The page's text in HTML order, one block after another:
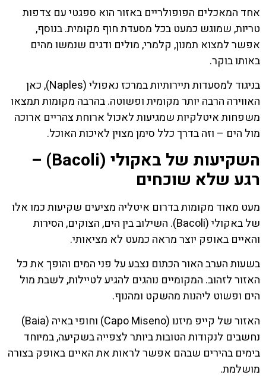
אחד המאכלים הפופולריים באזור הוא ספגטי עם צדפות
טריות, שמוגש כמעט בכל מסעדת חוף מקומית. בנוסף,
אפשר למצוא תמנון, קלמרי, מולים ודגים שנמשו מהים
באותו בוקר.
בניגוד למסעדות תיירותיות במרכז נאפולי (Naples), כאן
האווירה הרבה יותר מקומית ופשוטה. בהרבה מקומות תמצאו
משפחות איטלקיות שמגיעות לאכול ארוחת צהריים ארוכה
מול הים – וזה בדרך כלל סימן מצוין לאיכות האוכל.
השקיעות של באקולי (Bacoli) –
רגע שלא שוכחים
מעט מאוד מקומות בדרום איטליה מציעים שקיעות כמו אלו
של באקולי (Bacoli). השילוב בין הים, הצוקים, הסירות
והאיים באופק יוצר מראה כמעט לא מציאותי.
בשעות הערב האור הכתום נצבע על פני המים והופך את כל
האזור לזהוב. המקומיים נוהגים להגיע לטיילות, לשבת מול
הים ופשוט ליהנות מהשקט ומהנוף.
האזור של קייפ מיזנו (Capo Miseno) וחופי באיה (Baia)
נחשבים לנקודות הטובות ביותר לצפייה בשקיעה, במיוחד
בימים בהירים שבהם אפשר לראות את האיים באופק בצורה
מושלמת.